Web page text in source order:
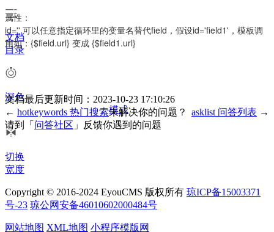
属性：
id='' 可以任意指定循环里的变量名替代field，假设id='field1'，模板调
用如：{$field.url} 变成 {$field1.url}
文档最后更新时间：2023-10-23 17:10:26
← hotkeywords 热门搜索 asklist 问答列表 →
未解决你的问题？
请到「 问答社区 」反馈你遇到的问题
文档
目录
深色
模式
切换
宽度
Copyright © 2016-2024 EyouCMS 版权所有 琼ICP备15003371
号-23 琼公网安备46010602000484号
网站地图 XML地图 小程序模版网